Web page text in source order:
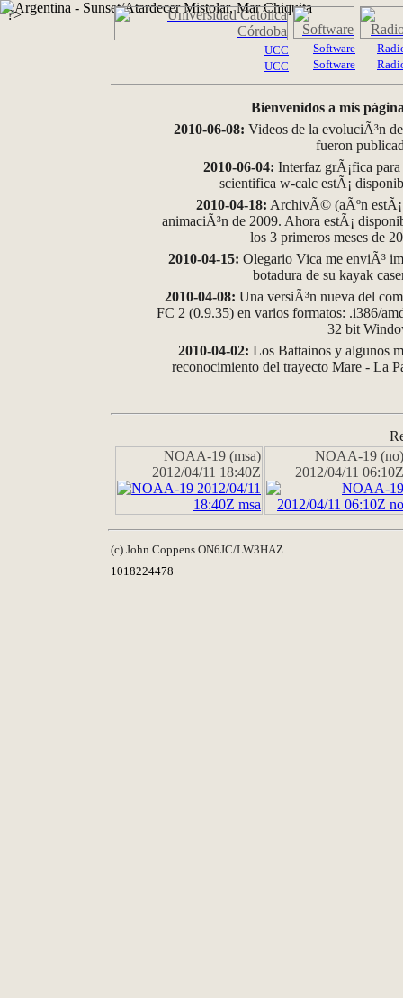
?>
UCC
UCC
Software
Software
Bienvenidos a mis
2010-06-08: Videos de la evoluciÃ³n
fueron
2010-06-04: Interfaz grÃ¡fica
scientifica w-calc estÃ¡
2010-04-18: ArchivÃ© (aÃºn
animaciÃ³n de 2009. Ahora estÃ¡
los 3 primeros meses de
2010-04-15: Olegario Vica me enviÃ³
botadura de su kayak
2010-04-08: Una versiÃ³n nueva del
FC 2 (0.9.35) en varios formatos: .i386/
32 bit
2010-04-02: Los Battainos y algunos
reconocimiento del trayecto Mare - La
NOAA-19 (msa)
2012/04/11 18:40Z
NOAA-19 (no)
2012/04/11 06:10Z
(c) John Coppens ON6JC/LW3HAZ
1018224478